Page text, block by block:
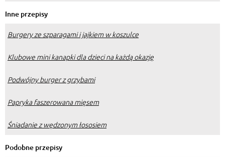
Inne przepisy
Burgery ze szparagami i jajkiem w koszulce
Klubowe mini kanapki dla dzieci na każdą okazję
Podwójny burger z grzybami
Papryka faszerowana mięsem
Śniadanie z wędzonym łososiem
Podobne przepisy